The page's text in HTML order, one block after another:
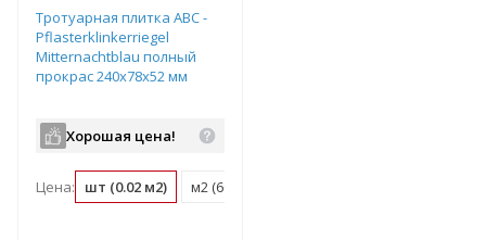
Тротуарная плитка ABC -
Pflasterklinkerriegel
Mitternachtblau полный
прокрас 240х78х52 мм
Хорошая цена!
Цена: шт (0.02 м2) м2 (60 шт)